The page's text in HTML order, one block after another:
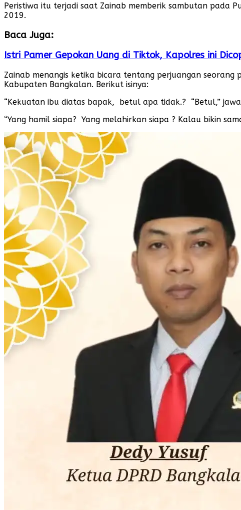
Peristiwa itu terjadi saat Zainab memberik sambutan pada
2019.
Baca Juga:
Istri Pamer Gepokan Uang di Tiktok, Kapolres ini
Zainab menangis ketika bicara tentang perjuangan
Kabupaten Bangkalan. Berikut isinya:
“Kekuatan ibu diatas bapak, betul apa tidak.? “Betul,”
“Yang hamil siapa? Yang melahirkan siapa ? Kalau bikin